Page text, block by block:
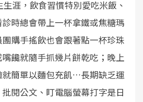
涯，飲食習慣特別愛吃米飯、
時總會帶上一杯拿鐵或焦糖瑪
購手搖飲也會跟著點一杯珍珠
饞就隨手抓幾片餅乾吃；晚上
就簡單以麵包充飢…長期缺乏運
閱公文、盯電腦螢幕打字是日